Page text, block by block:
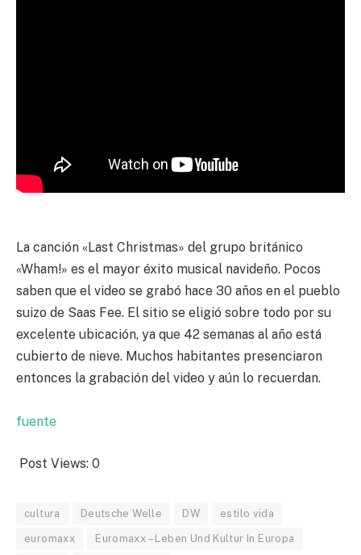
La canción «Last Christmas» del grupo británico
«Wham!» es el mayor éxito musical navideño. Pocos
saben que el video se grabó hace 30 años en el pueblo
suizo de Saas Fee. El sitio se eligió sobre todo por su
excelente ubicación, ya que 42 semanas al año está
cubierto de nieve. Muchos habitantes presenciaron
entonces la grabación del video y aún lo recuerdan.
fuente
Post Views: 0
cultura Deutsche Welle DW estilo vida
euromaxx Euromaxx – Leben Und Kultur In Europa